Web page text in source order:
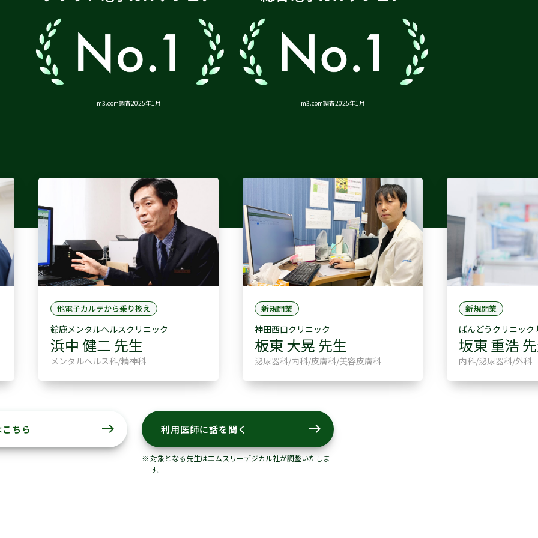
m3.com調査2025年1月 m3.com調査2025年1月
他電子カルテから乗り換え
鈴鹿メンタルヘルスクリニック
浜中 健二 先生
メンタルヘルス科/精神科
新規開業
神田西口クリニック
板東 大晃 先生
泌尿器科/内科/皮膚科/美容皮膚科
新規開業
ばんどうクリニック
坂東 重浩
内科/泌尿器科/外科
ちら east 利用医師に話を聞く east
対象となる先生はエムスリーデジカル社が調整いたしま
す。